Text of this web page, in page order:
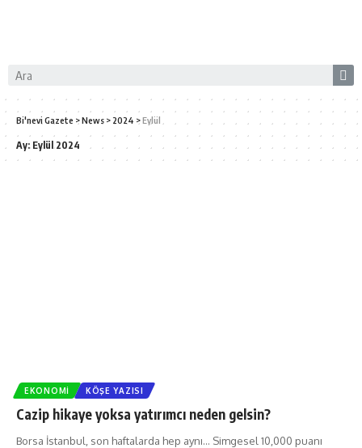
Bi'nevi Gazete >News > 2024 >Eylül
Ay: Eylül 2024
EKONOMI KÖŞE YAZISI
Cazip hikaye yoksa yatırımcı neden gelsin?
Borsa İstanbul, son haftalarda hep aynı... Simgesel 10,000 puanı